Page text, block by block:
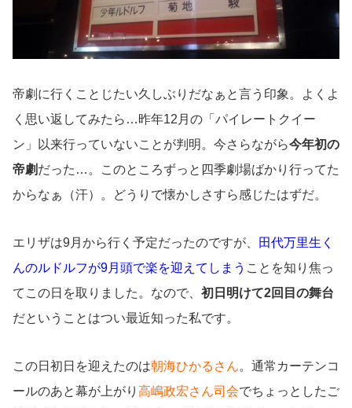
帝劇に行くことじたい久しぶりだなぁと言う印象。よくよ
く思い返してみたら…昨年12月の「パイレートクイー
ン」以来行っていないことが判明。今さらながら今年初の
帝劇 だった…。このところずっと四季劇場ばかり行ってた
からなぁ（汗）。どうりで懐かしさすら感じたはずだ。
エリザは9月から行く予定だったのですが、
田代万里生く
んのルドルフが9月頭で楽を迎えてしまう ことを知り焦っ
てこの日を取りました。なので、 初日明けて2回目の舞台
だということはつい最近知った私です。
この日初日を迎えたのは朝海ひかるさん。通常カーテンコ
ールのあと幕が上がり 高嶋政宏さん司会でちょっとしたご